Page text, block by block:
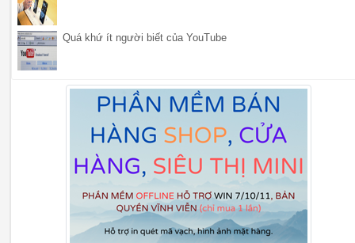
Quá khứ ít người biết của YouTube